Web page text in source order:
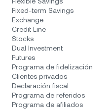
Fixed-term Savings
Exchange
Credit Line
Stocks
Dual Investment
Futures
Programa de fidelización
Clientes privados
Declaración fiscal
Programa de referidos
Programa de afiliados